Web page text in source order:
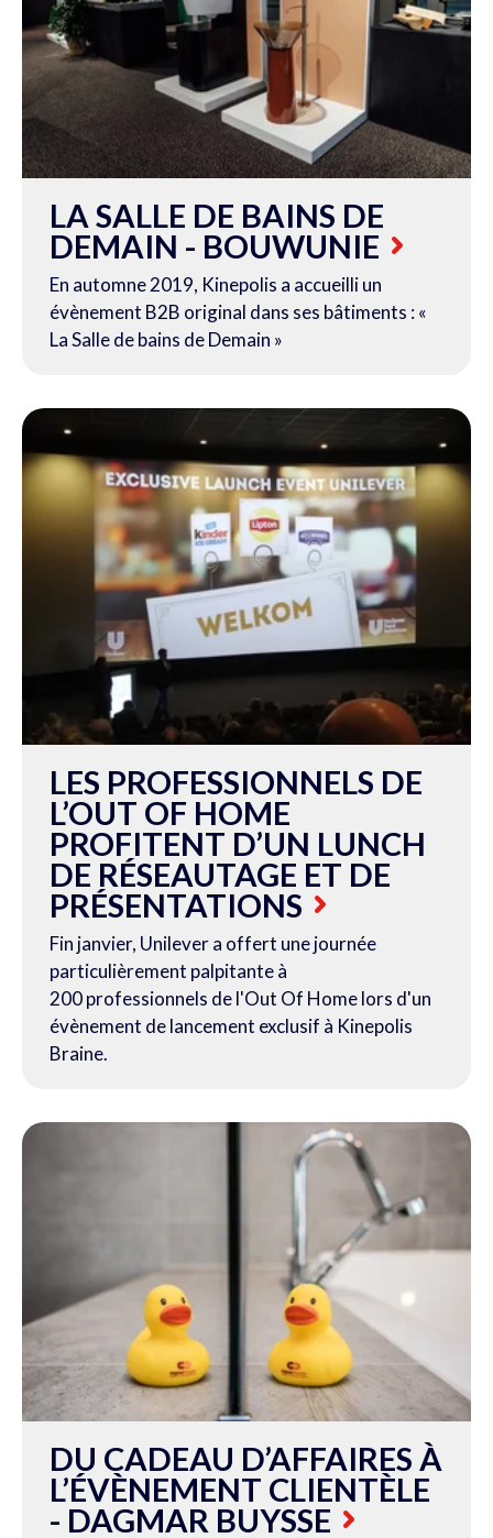
LA SALLE DE BAINS DE
DEMAIN - BOUWUNIE
En automne 2019, Kinepolis a accueilli un
évènement B2B original dans ses bâtiments : «
La Salle de bains de Demain »
LES PROFESSIONNELS DE
L’OUT OF HOME
PROFITENT D’UN LUNCH
DE RÉSEAUTAGE ET DE
PRÉSENTATIONS
Fin janvier, Unilever a offert une journée
particulièrement palpitante à
200 professionnels de l'Out Of Home lors d'un
évènement de lancement exclusif à Kinepolis
Braine.
DU CADEAU D’AFFAIRES À
L’ÉVÈNEMENT CLIENTÈLE
- DAGMAR BUYSSE